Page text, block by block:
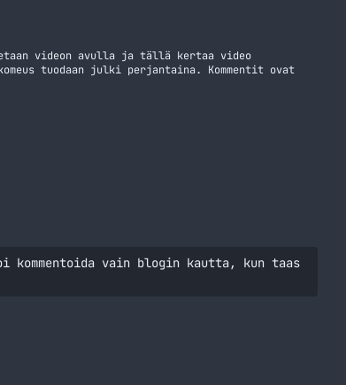
videon avulla ja tällä kertaa video
tuodaan julki perjantaina. Kommentit ovat
vain blogin kautta, kun taas